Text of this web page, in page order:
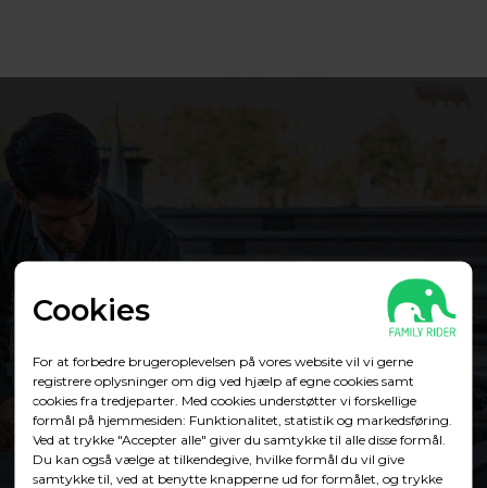
Cookies
For at forbedre brugeroplevelsen på vores website vil vi gerne
registrere oplysninger om dig ved hjælp af egne cookies samt
cookies fra tredjeparter. Med cookies understøtter vi forskellige
formål på hjemmesiden: Funktionalitet, statistik og markedsføring.
Ved at trykke "Accepter alle" giver du samtykke til alle disse formål.
Du kan også vælge at tilkendegive, hvilke formål du vil give
samtykke til, ved at benytte knapperne ud for formålet, og trykke